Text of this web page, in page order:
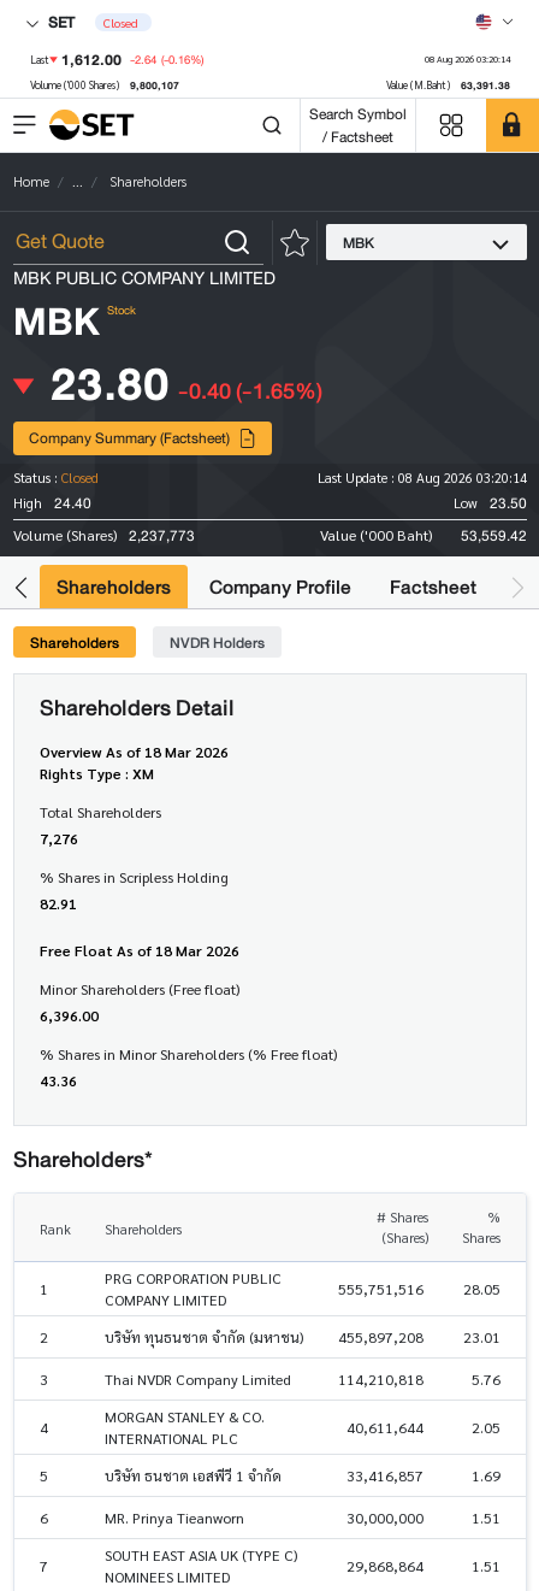
SET Closed
Last 1,612.00 -2.64 (-0.16%) 08 Aug 2026 03:20:14
Volume ('000 Shares) 9,800,107 Value (M.Baht) 63,391.38
Search Symbol
/ Factsheet
Home ... Shareholders
MBK
MBK PUBLIC COMPANY LIMITED
MBK Stock
23.80 -0.40(-1.65%)
Company Summary (Factsheet)
Status : Closed Last Update : 08 Aug 2026 03:20:14
High
24.40 Low 23.50
Volume (Shares) 2,237,773 Value ('000 Baht) 53,559.42
Shareholders Company Profile Factsheet
Shareholders NVDR Holders
Shareholders Detail
Overview As of 18 Mar 2026
Rights Type : XM
Total Shareholders
7,276
% Shares in Scripless Holding
82.91
Free Float As of 18 Mar 2026
Minor Shareholders (Free float)
6,396.00
% Shares in Minor Shareholders (% Free float)
43.36
Shareholders*
Rank Shareholders
# Shares
(Shares)
%
Shares
1
PRG CORPORATION PUBLIC
COMPANY LIMITED
555,751,516 28.05
2 บริษัท ทุนธนชาต จำกัด (มหาชน) 455,897,208 23.01
3 Thai NVDR Company Limited 114,210,818 5.76
4
MORGAN STANLEY & CO.
INTERNATIONAL PLC
40,611,644 2.05
5 บริษัท ธนชาต เอสพีวี 1 จำกัด 33,416,857 1.69
6 MR. Prinya Tieanworn 30,000,000 1.51
7
SOUTH EAST ASIA UK (TYPE C)
NOMINEES LIMITED
29,868,864 1.51